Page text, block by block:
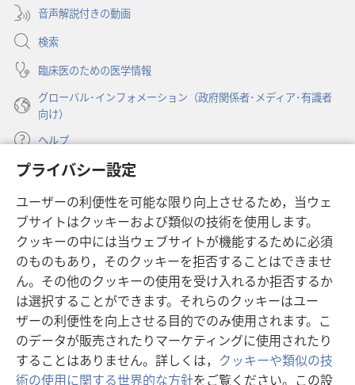
プライバシー設定
ユーザーの利便性を可能な限り向上させるため，当ウェ
ブサイトはクッキーおよび類似の技術を使用します。
クッキーの中には当ウェブサイトが機能するために必須
のものもあり，そのクッキーを拒否することはできませ
ん。その他のクッキーの使用を受け入れるか拒否するか
は選択することができます。それらのクッキーはユー
ザーの利便性を向上させる目的でのみ使用されます。こ
のデータが販売されたりマーケティングに使用されたり
することはありません。詳しくは， クッキーや類似の技
術の使用に関する世界的な方針をご覧ください。この設
開
く）
で
開
く）
音声解説付きの動画
検索
臨床医のための医学情報
グローバル･インフォメーション（政府関係者･メディア･有識者
向け）
ヘルプ
寄付
し
い
タ
ブ
で
開
く）
ものみの塔 オンライン・ライブラリー
（新
し
い
タ
ブ
で
開
く）
JW Hub ®
（新
し
い
タ
ブ
で
開
JW Library ®
Watchtower Library®